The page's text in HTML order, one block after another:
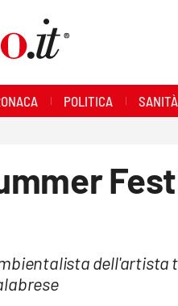
POLITICA SANITÀ